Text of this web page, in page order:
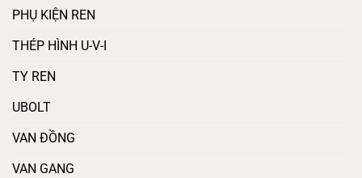
PHỤ KIỆN REN
THÉP HÌNH U-V-I
TY REN
UBOLT
VAN ĐỒNG
VAN GANG